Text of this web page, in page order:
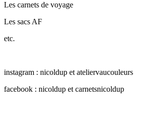
Les carnets de voyage
Les sacs AF
etc.
instagram : nicoldup et ateliervaucouleurs
facebook : nicoldup et carnetsnicoldup